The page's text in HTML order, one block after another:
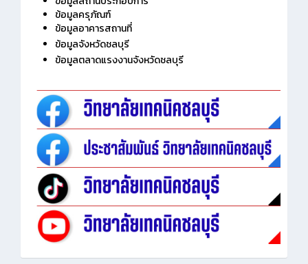
ข้อมูลครุภัณฑ์
ข้อมูลอาคารสถานที่
ข้อมูลจังหวัดชลบุรี
ข้อมูลตลาดแรงงานจังหวัดชลบุรี